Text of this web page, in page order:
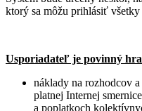
ktorý sa môžu prihlásiť
Usporiadateľ je povinný
náklady na rozhodcov
platnej Internej
a poplatkoch